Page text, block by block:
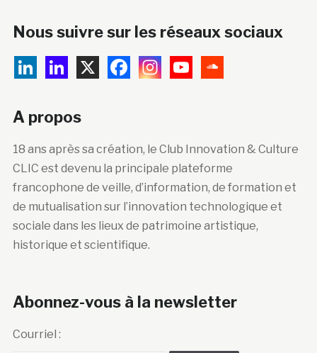
Nous suivre sur les réseaux sociaux
A propos
18 ans après sa création, le Club Innovation & Culture
CLIC est devenu la principale plateforme
francophone de veille, d’information, de formation et
de mutualisation sur l’innovation technologique et
sociale dans les lieux de patrimoine artistique,
historique et scientifique.
Abonnez-vous à la newsletter
Courriel :